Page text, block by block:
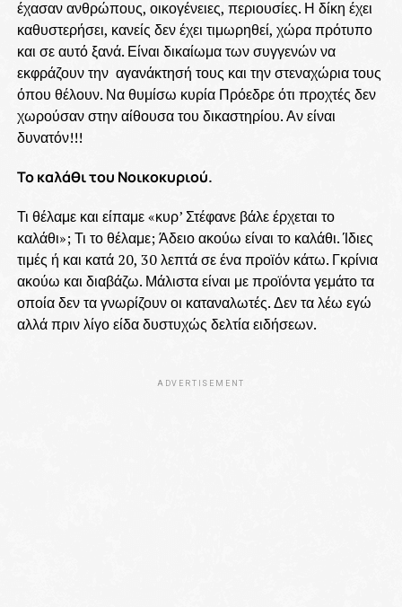
έχασαν ανθρώπους, οικογένειες, περιουσίες. Η δίκη έχει
καθυστερήσει, κανείς δεν έχει τιμωρηθεί, χώρα πρότυπο
και σε αυτό ξανά. Είναι δικαίωμα των συγγενών να
εκφράζουν την αγανάκτησή τους και την στεναχώρια τους
όπου θέλουν. Να θυμίσω κυρία Πρόεδρε ότι προχτές δεν
χωρούσαν στην αίθουσα του δικαστηρίου. Αν είναι
δυνατόν!!!
Το καλάθι του Νοικοκυριού.
Τι θέλαμε και είπαμε «κυρ’ Στέφανε βάλε έρχεται το
καλάθι»; Τι το θέλαμε; Άδειο ακούω είναι το καλάθι. Ίδιες
τιμές ή και κατά 20, 30 λεπτά σε ένα προϊόν κάτω. Γκρίνια
ακούω και διαβάζω. Μάλιστα είναι με προϊόντα γεμάτο τα
οποία δεν τα γνωρίζουν οι καταναλωτές. Δεν τα λέω εγώ
αλλά πριν λίγο είδα δυστυχώς δελτία ειδήσεων.
ADVERTISEMENT